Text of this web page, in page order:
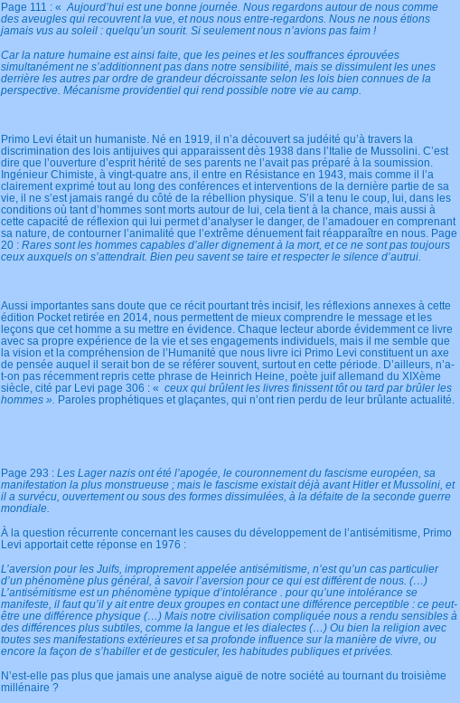
Page 111 : « Aujourd’hui est une bonne journée. Nous regardons autour de nous comme
des aveugles qui recouvrent la vue, et nous nous entre-regardons. Nous ne nous étions
jamais vus au soleil : quelqu’un sourit. Si seulement nous n’avions pas faim !
Car la nature humaine est ainsi faite, que les peines et les souffrances éprouvées
simultanément ne s’additionnent pas dans notre sensibilité, mais se dissimulent les unes
derrière les autres par ordre de grandeur décroissante selon les lois bien connues de la
perspective. Mécanisme providentiel qui rend possible notre vie au camp.
Primo Levi était un humaniste. Né en 1919, il n’a découvert sa judéité qu’à travers la
discrimination des lois antijuives qui apparaissent dès 1938 dans l’Italie de Mussolini. C’est
dire que l’ouverture d’esprit hérité de ses parents ne l’avait pas préparé à la soumission.
Ingénieur Chimiste, à vingt-quatre ans, il entre en Résistance en 1943, mais comme il l’a
clairement exprimé tout au long des conférences et interventions de la dernière partie de sa
vie, il ne s’est jamais rangé du côté de la rébellion physique. S’il a tenu le coup, lui, dans les
conditions où tant d’hommes sont morts autour de lui, cela tient à la chance, mais aussi à
cette capacité de réflexion qui lui permet d’analyser le danger, de l’amadouer en comprenant
sa nature, de contourner l’animalité que l’extrême dénuement fait réapparaître en nous. Page
20 : Rares sont les hommes capables d’aller dignement à la mort, et ce ne sont pas toujours
ceux auxquels on s’attendrait. Bien peu savent se taire et respecter le silence d’autrui.
Aussi importantes sans doute que ce récit pourtant très incisif, les réflexions annexes à cette
édition Pocket retirée en 2014, nous permettent de mieux comprendre le message et les
leçons que cet homme a su mettre en évidence. Chaque lecteur aborde évidemment ce livre
avec sa propre expérience de la vie et ses engagements individuels, mais il me semble que
la vision et la compréhension de l’Humanité que nous livre ici Primo Levi constituent un axe
de pensée auquel il serait bon de se référer souvent, surtout en cette période. D’ailleurs, n’a-
t-on pas récemment repris cette phrase de Heinrich Heine, poète juif allemand du XIXème
siècle, cité par Levi page 306 : « ceux qui brûlent les livres finissent tôt ou tard par brûler les
hommes ». Paroles prophétiques et glaçantes, qui n’ont rien perdu de leur brûlante actualité.
Page 293 : Les Lager nazis ont été l’apogée, le couronnement du fascisme européen, sa
manifestation la plus monstrueuse ; mais le fascisme existait déjà avant Hitler et Mussolini, et
il a survécu, ouvertement ou sous des formes dissimulées, à la défaite de la seconde guerre
mondiale.
À la question récurrente concernant les causes du développement de l’antisémitisme, Primo
Levi apportait cette réponse en 1976 :
L’aversion pour les Juifs, improprement appelée antisémitisme, n’est qu’un cas particulier
d’un phénomène plus général, à savoir l’aversion pour ce qui est différent de nous. (…)
L’antisémitisme est un phénomène typique d’intolérance . pour qu’une intolérance se
manifeste, il faut qu’il y ait entre deux groupes en contact une différence perceptible : ce peut-
être une différence physique (…) Mais notre civilisation compliquée nous a rendu sensibles à
des différences plus subtiles, comme la langue et les dialectes (…) Ou bien la religion avec
toutes ses manifestations extérieures et sa profonde influence sur la manière de vivre, ou
encore la façon de s’habiller et de gesticuler, les habitudes publiques et privées.
N’est-elle pas plus que jamais une analyse aiguë de notre société au tournant du troisième
millénaire ?